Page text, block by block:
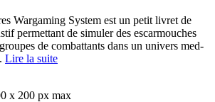
Wargaming System est un petit livret de
permettant de simuler des escarmouches
de combattants dans un univers med-
Lire la suite
x 200 px max